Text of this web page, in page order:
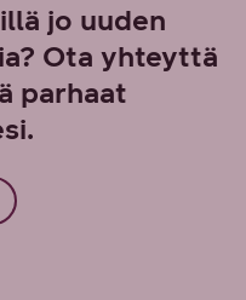
jo uuden
Ota yhteyttä
parhaat